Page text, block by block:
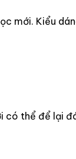
mới. Kiểu
có thể để lại